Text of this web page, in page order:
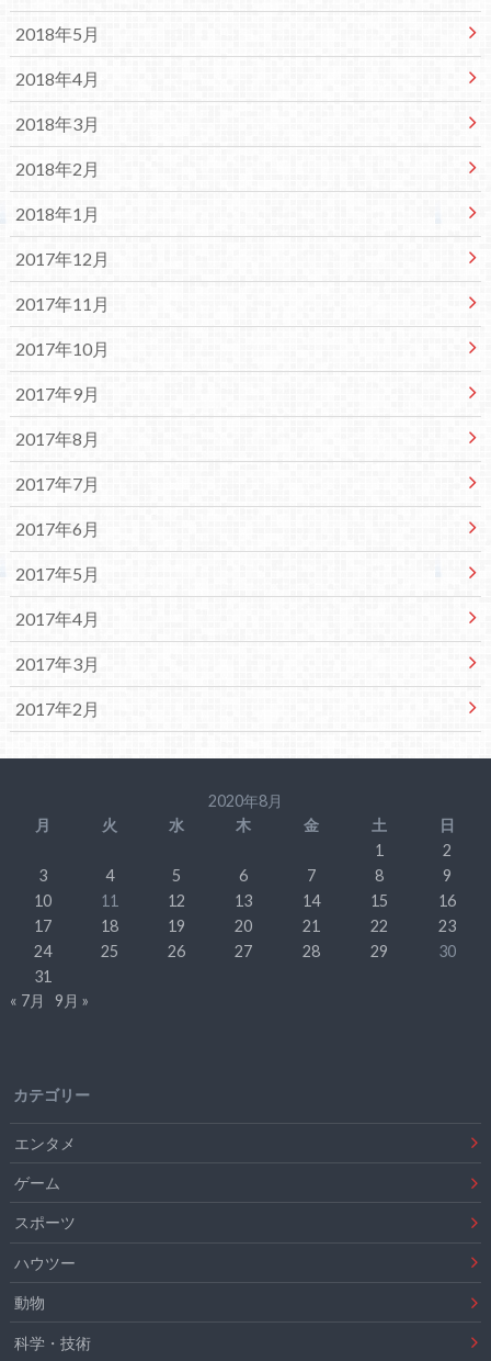
2018年5月
2018年4月
2018年3月
2018年2月
2018年1月
2017年12月
2017年11月
2017年10月
2017年9月
2017年8月
2017年7月
2017年6月
2017年5月
2017年4月
2017年3月
2017年2月
2020年8月
月
火 水 木 金 土
日
1
2
3
4 5 6 7 8
9
10
11 12 13 14 15
16
17
18 19 20 21 22
23
24
25 26 27 28 29
30
31
« 7月
9月 »
カテゴリー
エンタメ
ゲーム
スポーツ
ハウツー
動物
科学・技術